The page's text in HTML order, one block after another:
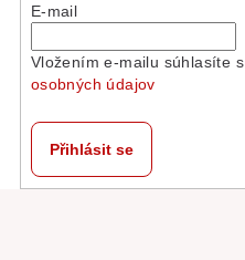
E-mail
Vložením e-mailu súhlasíte s
osobných údajov
Přihlásit se